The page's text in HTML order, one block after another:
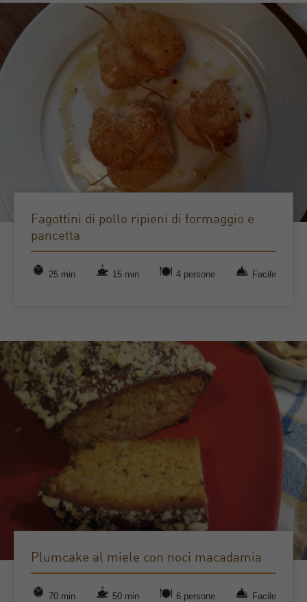
Fagottini di pollo ripieni di formaggio e
pancetta
25 min 15 min 4 persone Facile
Plumcake al miele con noci macadamia
70 min 50 min 6 persone Facile